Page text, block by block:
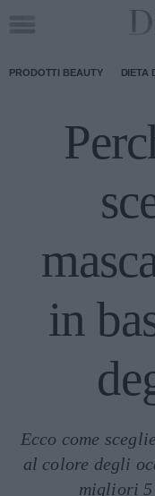
PRODOTTI BEAUTY DIETA
in
Ecco come
al colore degli
migliori 5